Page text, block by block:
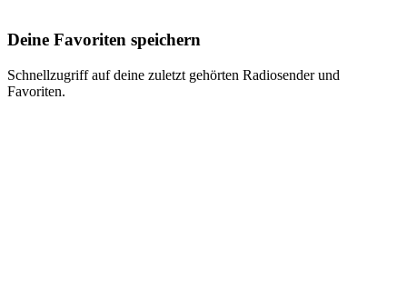
Deine Favoriten speichern
Schnellzugriff auf deine zuletzt gehörten Radiosender und
Favoriten.